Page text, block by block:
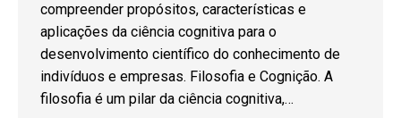
compreender propósitos, características e
aplicações da ciência cognitiva para o
desenvolvimento científico do conhecimento de
indivíduos e empresas. Filosofia e Cognição. A
filosofia é um pilar da ciência cognitiva,…